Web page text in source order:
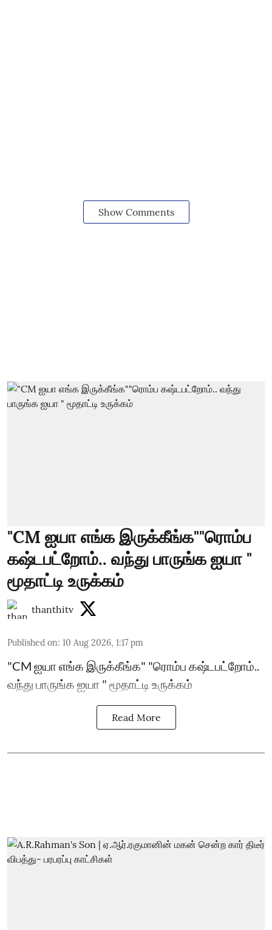
Show Comments
"CM ஐயா எங்க இருக்கீங்க""ரொம்ப
கஷ்டபட்றோம்.. வந்து பாருங்க ஐயா "
மூதாட்டி உருக்கம்
thanthitv
Published on: 10 Aug 2026, 1:17 pm
"CM ஐயா எங்க இருக்கீங்க" "ரொம்ப கஷ்டபட்றோம்..
வந்து பாருங்க ஐயா " மூதாட்டி உருக்கம்
Read More